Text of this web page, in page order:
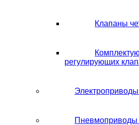
Клапаны
регулирующих
Пневмоприводы